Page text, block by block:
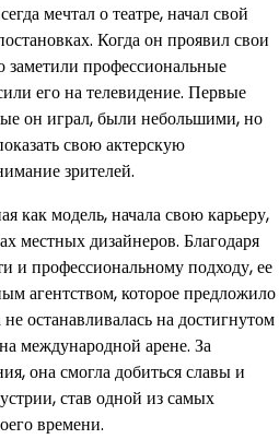
мечтал о театре, начал свой
Когда он проявил свои
заметили профессиональные
его на телевидение. Первые
он играл, были небольшими, но
свою актерскую
зрителей.
как модель, начала свою карьеру,
местных дизайнеров. Благодаря
и профессиональному подходу, ее
агентством, которое предложило
останавливалась на достигнутом
международной арене. За
она смогла добиться славы и
став одной из самых
времени.